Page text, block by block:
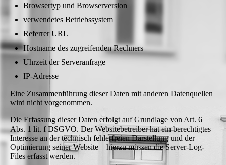
Browsertyp und Browserversion
verwendetes Betriebssystem
Referrer URL
Hostname des zugreifenden Rechners
Uhrzeit der Serveranfrage
IP-Adresse
Eine Zusammenführung dieser Daten mit anderen Datenquellen
wird nicht vorgenommen.
Die Erfassung dieser Daten erfolgt auf Grundlage von Art. 6
Abs. 1 lit. f DSGVO. Der Websitebetreiber hat ein berechtigtes
Interesse an der technisch fehlerfreien Darstellung und der
Optimierung seiner Website – hierzu müssen die Server-Log-
Files erfasst werden.